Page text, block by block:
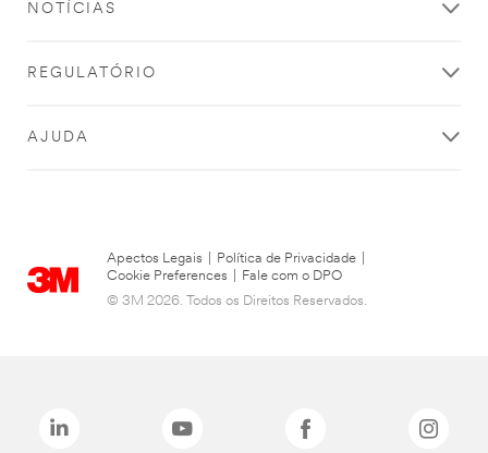
NOTÍCIAS
REGULATÓRIO
AJUDA
Apectos Legais Política de Privacidade
Cookie Preferences
Fale com o DPO
© 3M 2026. Todos os Direitos Reservados.